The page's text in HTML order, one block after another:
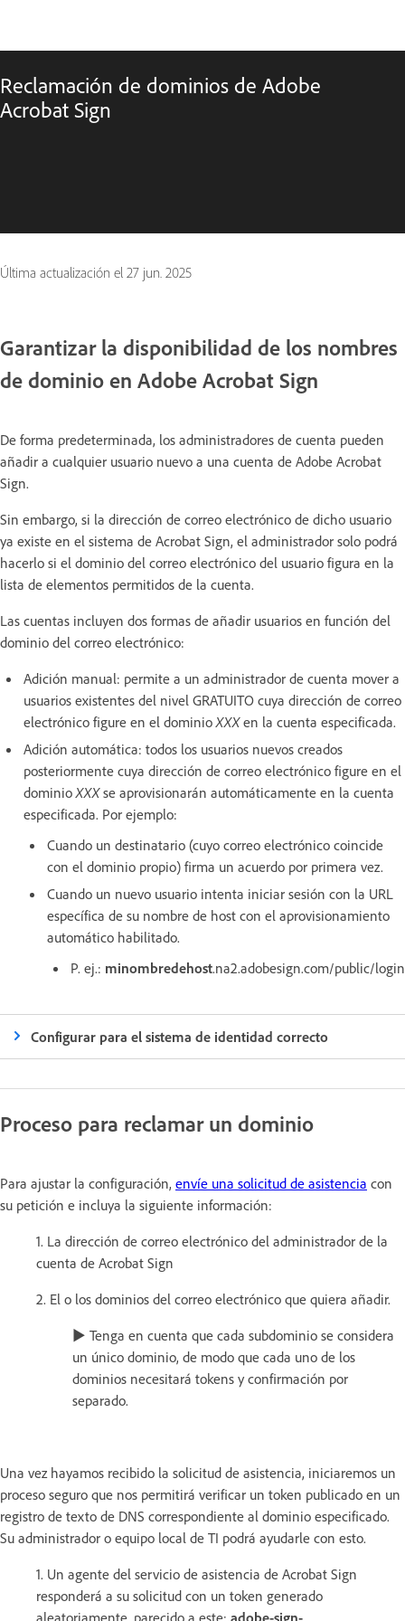
Reclamación de dominios de Adobe
Acrobat Sign
Última actualización el 27 jun. 2025
Garantizar la disponibilidad de los nombres
de dominio en Adobe Acrobat Sign
De forma predeterminada, los administradores de cuenta pueden
añadir a cualquier usuario nuevo a una cuenta de Adobe Acrobat
Sign.
Sin embargo, si la dirección de correo electrónico de dicho usuario
ya existe en el sistema de Acrobat Sign, el administrador solo podrá
hacerlo si el dominio del correo electrónico del usuario figura en la
lista de elementos permitidos de la cuenta.
Las cuentas incluyen dos formas de añadir usuarios en función del
dominio del correo electrónico:
Adición manual: permite a un administrador de cuenta mover a
usuarios existentes del nivel GRATUITO cuya dirección de correo
electrónico figure en el dominio XXXen la cuenta especificada.
Adición automática: todos los usuarios nuevos creados
posteriormente cuya dirección de correo electrónico figure en el
dominio XXXse aprovisionarán automáticamente en la cuenta
especificada. Por ejemplo:
Cuando un destinatario (cuyo correo electrónico coincide
con el dominio propio) firma un acuerdo por primera vez.
Cuando un nuevo usuario intenta iniciar sesión con la URL
específica de su nombre de host con el aprovisionamiento
automático habilitado.
P. ej.: minombredehost.na2.adobesign.com/public/login
Configurar para el sistema de identidad correcto
Proceso para reclamar un dominio
Para ajustar la configuración, envíe una solicitud de asistencia con
su petición e incluya la siguiente información:
1. La dirección de correo electrónico del administrador de la
cuenta de Acrobat Sign
2. El o los dominios del correo electrónico que quiera añadir.
► Tenga en cuenta que cada subdominio se considera
un único dominio, de modo que cada uno de los
dominios necesitará tokens y confirmación por
separado.
Una vez hayamos recibido la solicitud de asistencia, iniciaremos un
proceso seguro que nos permitirá verificar un token publicado en un
registro de texto de DNS correspondiente al dominio especificado.
Su administrador o equipo local de TI podrá ayudarle con esto.
1. Un agente del servicio de asistencia de Acrobat Sign
responderá a su solicitud con un token generado
aleatoriamente, parecido a este: adobe-sign-